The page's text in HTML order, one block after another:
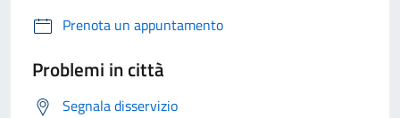
Prenota un appuntamento
Problemi in città
Segnala disservizio